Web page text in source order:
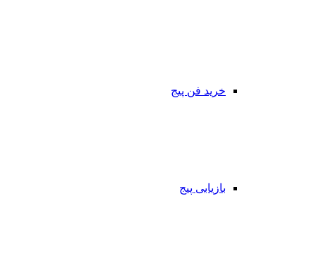
خرید فن پیج
بازیابی پیج